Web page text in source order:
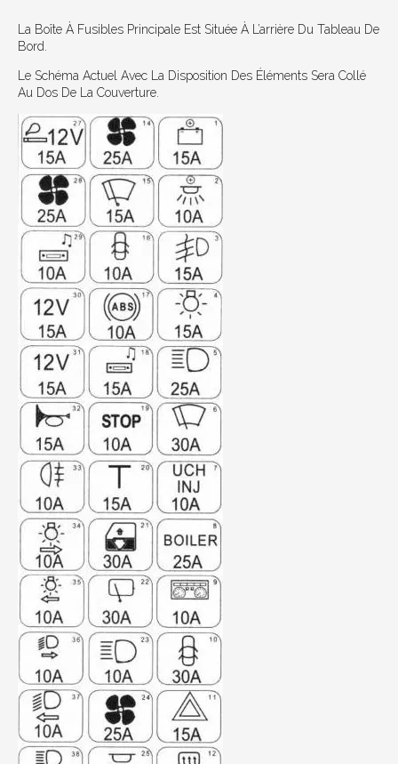
La Boîte À Fusibles Principale Est Située À L’arrière Du Tableau De
Bord.
Le Schéma Actuel Avec La Disposition Des Éléments Sera Collé
Au Dos De La Couverture.